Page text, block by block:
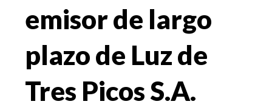
emisor de largo
plazo de Luz de
Tres Picos S.A.